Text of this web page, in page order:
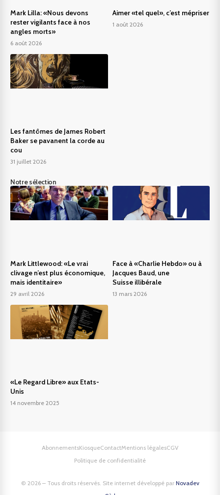
Mark Lilla: «Nous devons
rester vigilants face à nos
angles morts»
6 août 2026
Aimer «tel quel», c’est mépriser
1 août 2026
Les fantômes de James Robert
Baker se pavanent la corde au
cou
31 juillet 2026
Notre sélection
Mark Littlewood: «Le vrai
clivage n’est plus économique,
mais identitaire»
29 avril 2026
Face à «Charlie Hebdo» ou à
Jacques Baud, une
Suisse illibérale
13 mars 2026
«Le Regard Libre» aux Etats-
Unis
14 novembre 2025
© 2026 – Tous droits réservés. Site internet développé par Novadev
AbonnementsKiosqueContactMentions légalesCGV
Politique de confidentialité